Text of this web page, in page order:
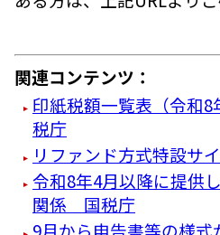
関連コンテンツ：
印紙税額一覧表（令和
税庁
リファンド方式特設サ
令和8年4月以降に提供
関係 国税庁
9月から申告書等の様